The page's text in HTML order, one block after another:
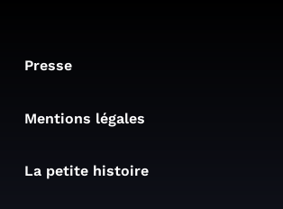
Presse
Mentions légales
La petite histoire